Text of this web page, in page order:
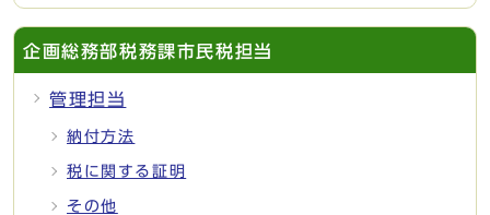
企画総務部税務課市民税担当
管理担当
納付方法
税に関する証明
その他